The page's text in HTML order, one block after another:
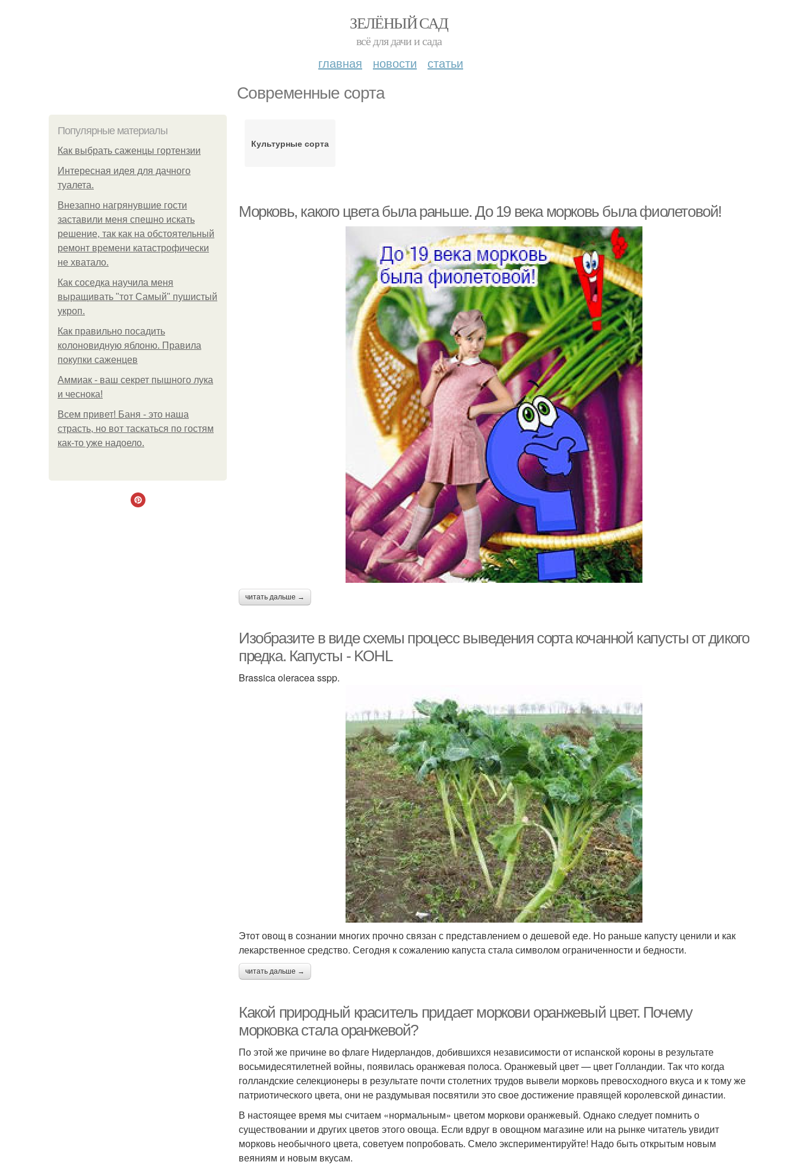
ЗЕЛЁНЫЙ САД
всё для дачи и сада
главная новости статьи
Современные сорта
Популярные материалы
Как выбрать саженцы гортензии
Интересная идея для дачного
туалета.
Внезапно нагрянувшие гости
заставили меня спешно искать
решение, так как на обстоятельный
ремонт времени катастрофически
не хватало.
Как соседка научила меня
выращивать "тот Самый" пушистый
укроп.
Как правильно посадить
колоновидную яблоню. Правила
покупки саженцев
Аммиак - ваш секрет пышного лука
и чеснока!
Всем привет! Баня - это наша
страсть, но вот таскаться по гостям
как-то уже надоело.
Культурные сорта
Морковь, какого цвета была раньше. До 19 века морковь была фиолетовой!
читать дальше →
Изобразите в виде схемы процесс выведения сорта кочанной капусты от дикого
предка. Капусты - KOHL
Brassica oleracea sspp.
Этот овощ в сознании многих прочно связан с представлением о дешевой еде. Но раньше капусту ценили и как
лекарственное средство. Сегодня к сожалению капуста стала символом ограниченности и бедности.
читать дальше →
Какой природный краситель придает моркови оранжевый цвет. Почему
морковка стала оранжевой?
По этой же причине во флаге Нидерландов, добившихся независимости от испанской короны в результате
восьмидесятилетней войны, появилась оранжевая полоса. Оранжевый цвет — цвет Голландии. Так что когда
голландские селекционеры в результате почти столетних трудов вывели морковь превосходного вкуса и к тому же
патриотического цвета, они не раздумывая посвятили это свое достижение правящей королевской династии.
В настоящее время мы считаем «нормальным» цветом моркови оранжевый. Однако следует помнить о
существовании и других цветов этого овоща. Если вдруг в овощном магазине или на рынке читатель увидит
морковь необычного цвета, советуем попробовать. Смело экспериментируйте! Надо быть открытым новым
веяниям и новым вкусам.